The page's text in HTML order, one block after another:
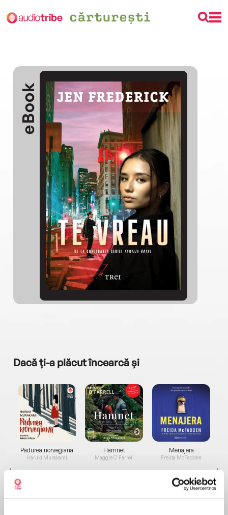
eBook
Dacă ți-a plăcut încearcă și
Pădurea norvegiană
Haruki Murakami
Hamnet
Maggie O'Farrell
Menajera
Freida McFadden